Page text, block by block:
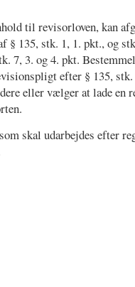
til revisorloven, kan
§ 135, stk. 1, 1. pkt., og
7, 3. og 4. pkt.
efter § 135,
eller vælger at lade en
skal udarbejdes efter